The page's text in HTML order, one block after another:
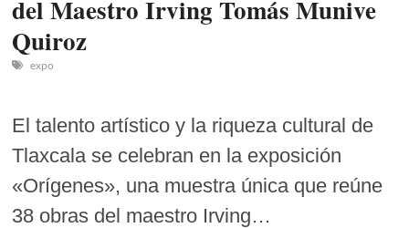
del Maestro Irving Tomás Munive
Quiroz
expo
El talento artístico y la riqueza cultural de
Tlaxcala se celebran en la exposición
«Orígenes», una muestra única que reúne
38 obras del maestro Irving…